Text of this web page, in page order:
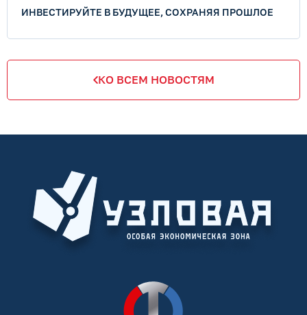
ИНВЕСТИРУЙТЕ В БУДУЩЕЕ, СОХРАНЯЯ ПРОШЛОЕ
КО ВСЕМ НОВОСТЯМ